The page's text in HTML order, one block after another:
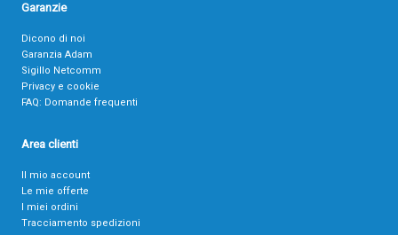
Garanzie
Dicono di noi
Garanzia Adam
Sigillo Netcomm
Privacy e cookie
FAQ: Domande frequenti
Area clienti
Il mio account
Le mie offerte
I miei ordini
Tracciamento spedizioni